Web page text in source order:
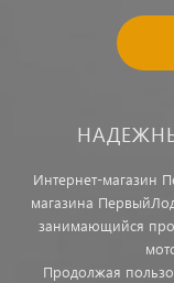
Интернет-магазин
магазина
занимающийся
Продолжая